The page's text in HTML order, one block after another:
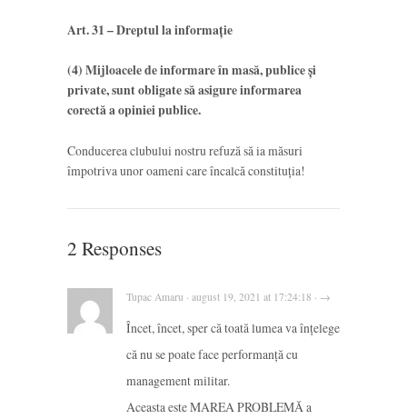
Art. 31 – Dreptul la informaţie
(4) Mijloacele de informare în masă, publice şi
private, sunt obligate să asigure informarea
corectă a opiniei publice.
Conducerea clubului nostru refuză să ia măsuri
împotriva unor oameni care încalcă constituția!
2 Responses
Tupac Amaru · august 19, 2021 at 17:24:18 · →
Încet, încet, sper că toată lumea va înțelege
că nu se poate face performanță cu
management militar.
Aceasta este MAREA PROBLEMĂ a